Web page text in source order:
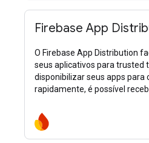
Firebase App
O Firebase App Distribution
seus aplicativos para trusted
disponibilizar seus apps para
rapidamente, é possível
o Crashlytics nos seus
automaticamente métricas
os seus builds para saber